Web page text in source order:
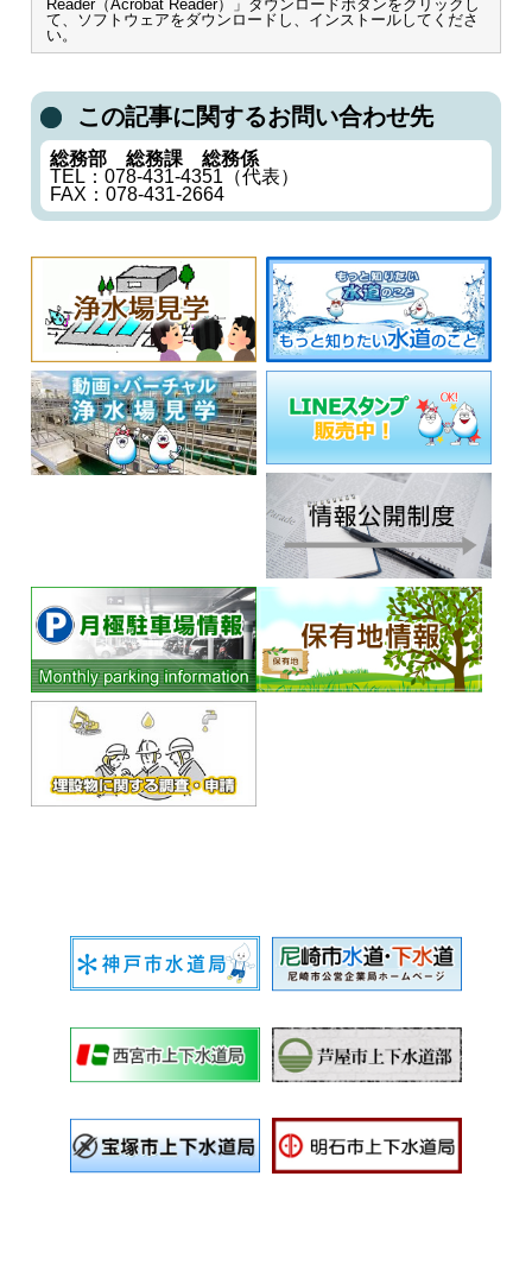
Reader（Acrobat Reader）」ダウンロードボタンをクリックし
て、ソフトウェアをダウンロードし、インストールしてくださ
い。
この記事に関するお問い合わせ先
総務部 総務課 総務係
TEL：078-431-4351（代表）
FAX：078-431-2664